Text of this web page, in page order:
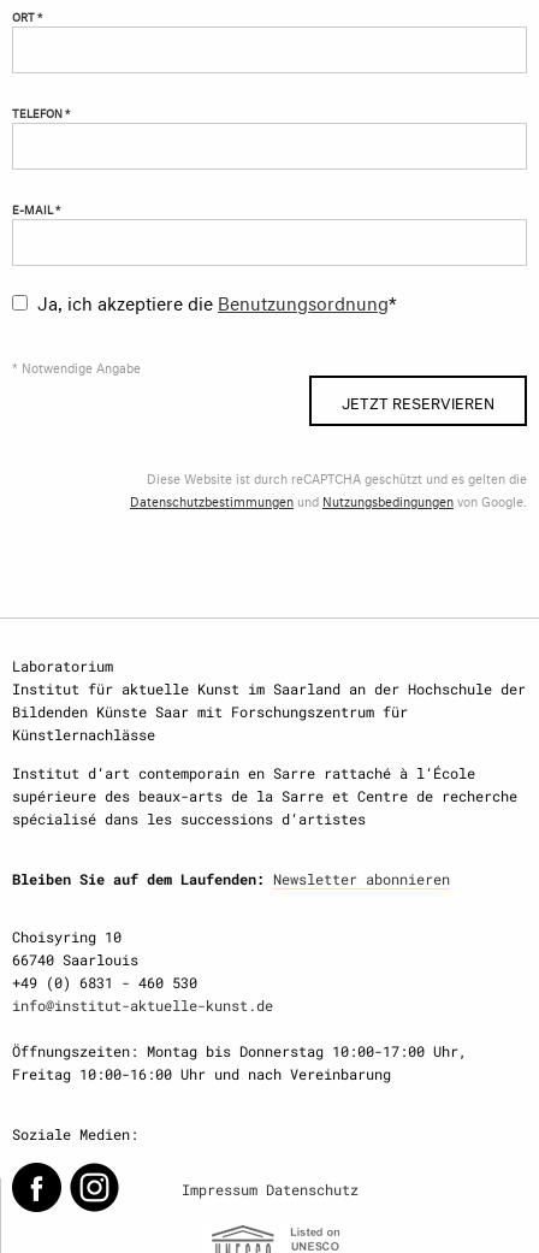
ORT *
TELEFON *
E-MAIL *
Ja, ich akzeptiere die Benutzungsordnung*
* Notwendige Angabe
JETZT RESERVIEREN
Diese Website ist durch reCAPTCHA geschützt und es gelten die
Datenschutzbestimmungen und Nutzungsbedingungenvon Google.
Laboratorium
Institut für aktuelle Kunst im Saarland an der Hochschule der
Bildenden Künste Saar mit Forschungszentrum für
Künstlernachlässe
Institut d‘art contemporain en Sarre rattaché à l‘École
supérieure des beaux-arts de la Sarre et Centre de recherche
spécialisé dans les successions d‘artistes
Bleiben Sie auf dem Laufenden: Newsletter abonnieren
Choisyring 10
66740 Saarlouis
+49 (0) 6831 - 460 530
info@institut-aktuelle-kunst.de
Öffnungszeiten: Montag bis Donnerstag 10:00-17:00 Uhr,
Freitag 10:00-16:00 Uhr und nach Vereinbarung
Soziale Medien:
Impressum Datenschutz